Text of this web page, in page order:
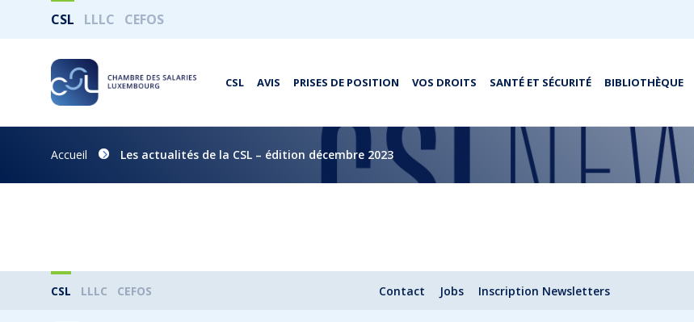
CSL LLLC CEFOS
CSL AVIS PRISES DE POSITION VOS DROITS SANTÉ ET SÉCURITÉ BIBLIOTHÈQUE
Accueil Les actualités de la CSL – édition décembre 2023
CSL LLLC CEFOS Contact Jobs Inscription Newsletters